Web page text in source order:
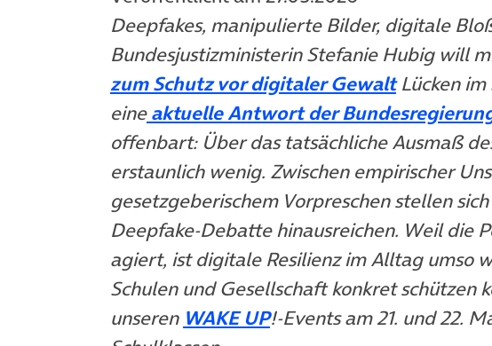
Deepfakes, manipulierte Bilder, digitale
Bundesjustizministerin Stefanie Hubig will
zum Schutz vor digitaler Gewalt(öffnet in
Lücken im
eine aktuelle Antwort der
offenbart: Über das tatsächliche Ausmaß
erstaunlich wenig. Zwischen empirischer
gesetzgeberischem Vorpreschen stellen
Deepfake-Debatte hinausreichen. Weil die
agiert, ist digitale Resilienz im Alltag umso
Schulen und Gesellschaft konkret schützen
unseren WAKE UP(öffnet in neuem Tab)
!-Events am 21. und 22.